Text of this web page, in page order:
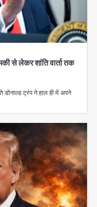
से लेकर शांति वार्ता तक
ट्रंप ने हाल ही में अपने